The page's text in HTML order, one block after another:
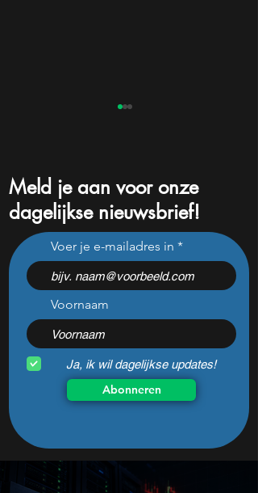
Dit Europese
defensiebedrijf stijgt hard
nadat het dit jaar 46%
daalde: mooie koopkans?
Meld je aan voor onze
dagelijkse nieuwsbrief!
Voer je e-mailadres in
Voornaam
Ja, ik wil dagelijkse updates!
Abonneren